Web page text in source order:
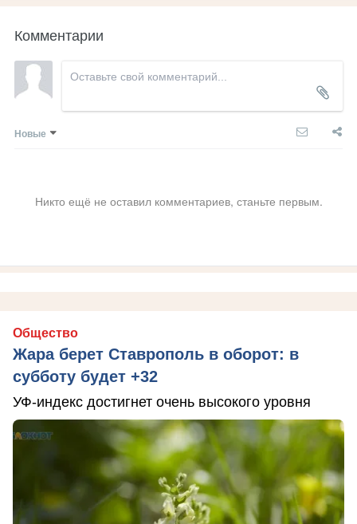
Комментарии
Новые
Никто ещё не оставил комментариев, станьте первым.
Общество
Жара берет Ставрополь в оборот: в
субботу будет +32
УФ-индекс достигнет очень высокого уровня